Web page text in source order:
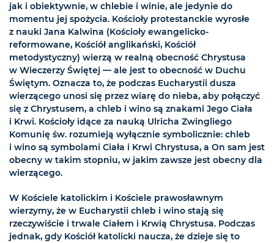
jak i obiektywnie, w chlebie i winie, ale jedynie do
momentu jej spożycia. Kościoły protestanckie wyrosłe
z nauki Jana Kalwina (Kościoły ewangelicko-
reformowane, Kościół anglikański, Kościół
metodystyczny) wierzą w realną obecność Chrystusa
w Wieczerzy Świętej — ale jest to obecność w Duchu
Świętym. Oznacza to, że podczas Eucharystii dusza
wierzącego unosi się przez wiarę do nieba, aby połączyć
się z Chrystusem, a chleb i wino są znakami Jego Ciała
i Krwi. Kościoły idące za nauką Ulricha Zwingliego
Komunię św. rozumieją wyłącznie symbolicznie: chleb
i wino są symbolami Ciała i Krwi Chrystusa, a On sam jest
obecny w takim stopniu, w jakim zawsze jest obecny dla
wierzącego.
W Kościele katolickim i Kościele prawosławnym
wierzymy, że w Eucharystii chleb i wino stają się
rzeczywiście i trwale Ciałem i Krwią Chrystusa. Podczas
jednak, gdy Kościół katolicki naucza, że dzieje się to